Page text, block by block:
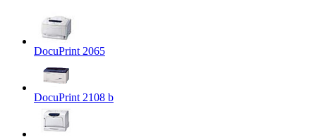
DocuPrint 2065
DocuPrint 2108 b